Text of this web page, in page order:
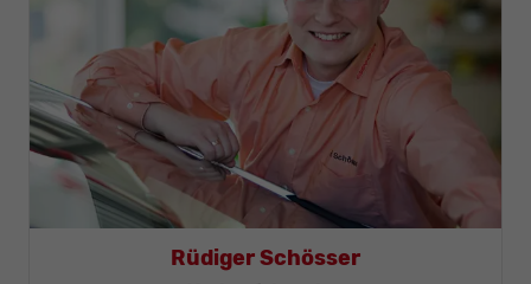
Rüdiger Schösser